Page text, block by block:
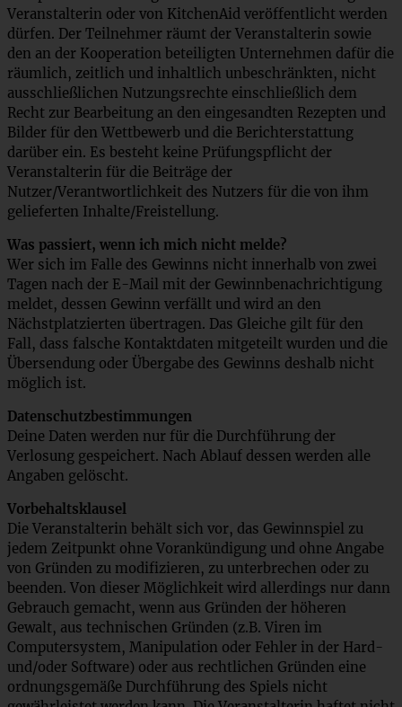
Veranstalterin oder von KitchenAid veröffentlicht werden
dürfen. Der Teilnehmer räumt der Veranstalterin sowie
den an der Kooperation beteiligten Unternehmen dafür die
räumlich, zeitlich und inhaltlich unbeschränkten, nicht
ausschließlichen Nutzungsrechte einschließlich dem
Recht zur Bearbeitung an den eingesandten Rezepten und
Bilder für den Wettbewerb und die Berichterstattung
darüber ein. Es besteht keine Prüfungspflicht der
Veranstalterin für die Beiträge der
Nutzer/Verantwortlichkeit des Nutzers für die von ihm
gelieferten Inhalte/Freistellung.
Was passiert, wenn ich mich nicht melde?
Wer sich im Falle des Gewinns nicht innerhalb von zwei
Tagen nach der E-Mail mit der Gewinnbenachrichtigung
meldet, dessen Gewinn verfällt und wird an den
Nächstplatzierten übertragen. Das Gleiche gilt für den
Fall, dass falsche Kontaktdaten mitgeteilt wurden und die
Übersendung oder Übergabe des Gewinns deshalb nicht
möglich ist.
Datenschutzbestimmungen
Deine Daten werden nur für die Durchführung der
Verlosung gespeichert. Nach Ablauf dessen werden alle
Angaben gelöscht.
Vorbehaltsklausel
Die Veranstalterin behält sich vor, das Gewinnspiel zu
jedem Zeitpunkt ohne Vorankündigung und ohne Angabe
von Gründen zu modifizieren, zu unterbrechen oder zu
beenden. Von dieser Möglichkeit wird allerdings nur dann
Gebrauch gemacht, wenn aus Gründen der höheren
Gewalt, aus technischen Gründen (z.B. Viren im
Computersystem, Manipulation oder Fehler in der Hard-
und/oder Software) oder aus rechtlichen Gründen eine
ordnungsgemäße Durchführung des Spiels nicht